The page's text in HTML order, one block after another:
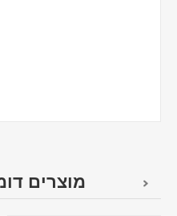
מוצרים